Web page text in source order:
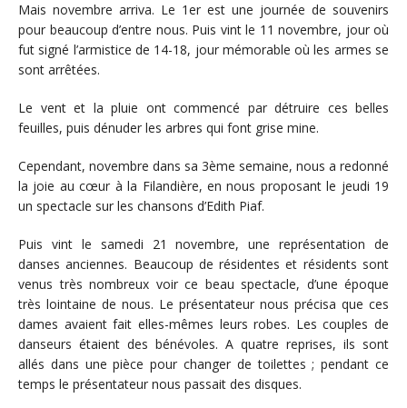
Mais novembre arriva. Le 1er est une journée de souvenirs
pour beaucoup d’entre nous. Puis vint le 11 novembre, jour où
fut signé l’armistice de 14-18, jour mémorable où les armes se
sont arrêtées.
Le vent et la pluie ont commencé par détruire ces belles
feuilles, puis dénuder les arbres qui font grise mine.
Cependant, novembre dans sa 3ème semaine, nous a redonné
la joie au cœur à la Filandière, en nous proposant le jeudi 19
un spectacle sur les chansons d’Edith Piaf.
Puis vint le samedi 21 novembre, une représentation de
danses anciennes. Beaucoup de résidentes et résidents sont
venus très nombreux voir ce beau spectacle, d’une époque
très lointaine de nous. Le présentateur nous précisa que ces
dames avaient fait elles-mêmes leurs robes. Les couples de
danseurs étaient des bénévoles. A quatre reprises, ils sont
allés dans une pièce pour changer de toilettes ; pendant ce
temps le présentateur nous passait des disques.